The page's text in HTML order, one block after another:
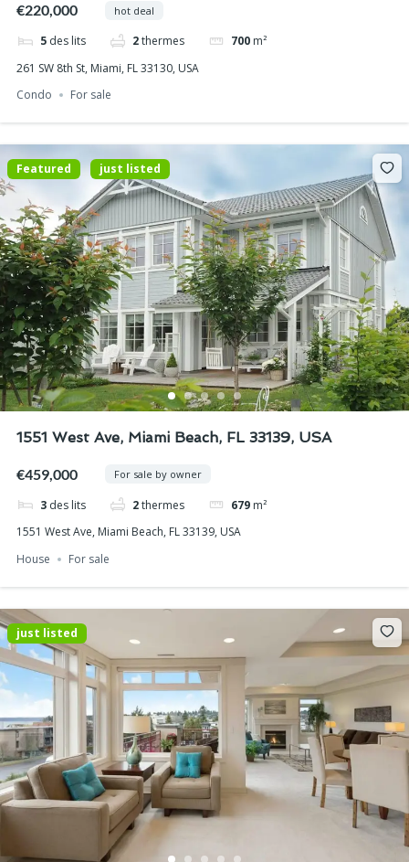
€220,000 hot deal
5 des lits 2thermes 700 m²
261 SW 8th St, Miami, FL 33130, USA
Condo
For sale
Featured just listed
1551 West Ave, Miami Beach, FL 33139, USA
€459,000 For sale by owner
3 des lits 2thermes 679 m²
1551 West Ave, Miami Beach, FL 33139, USA
House
For sale
just listed